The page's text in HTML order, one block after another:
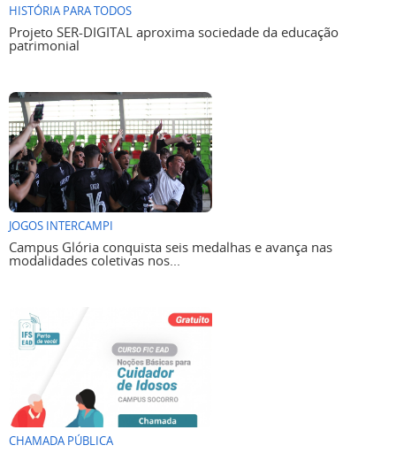
HISTÓRIA PARA TODOS
Projeto SER-DIGITAL aproxima sociedade da educação
patrimonial
JOGOS INTERCAMPI
Campus Glória conquista seis medalhas e avança nas
modalidades coletivas nos...
CHAMADA PÚBLICA